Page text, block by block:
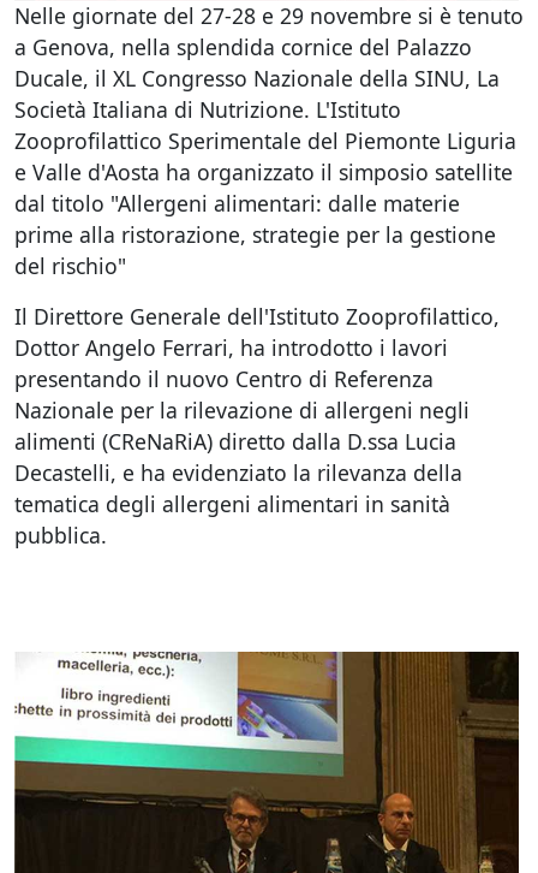
Nelle giornate del 27-28 e 29 novembre si è tenuto
a Genova, nella splendida cornice del Palazzo
Ducale, il XL Congresso Nazionale della SINU, La
Società Italiana di Nutrizione. L'Istituto
Zooprofilattico Sperimentale del Piemonte Liguria
e Valle d'Aosta ha organizzato il simposio satellite
dal titolo "Allergeni alimentari: dalle materie
prime alla ristorazione, strategie per la gestione
del rischio"
Il Direttore Generale dell'Istituto Zooprofilattico,
Dottor Angelo Ferrari, ha introdotto i lavori
presentando il nuovo Centro di Referenza
Nazionale per la rilevazione di allergeni negli
alimenti (CReNaRiA) diretto dalla D.ssa Lucia
Decastelli, e ha evidenziato la rilevanza della
tematica degli allergeni alimentari in sanità
pubblica.